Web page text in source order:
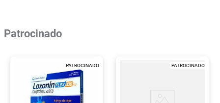
Patrocinado
PATROCINADO PATROCINADO